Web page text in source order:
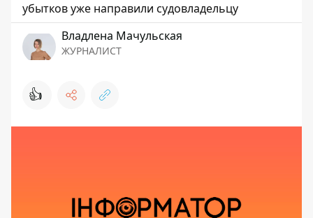
убытков уже направили судовладельцу
Владлена Мачульская
ЖУРНАЛИСТ
👍